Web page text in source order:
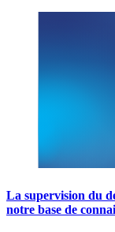
La supervision du
notre base de